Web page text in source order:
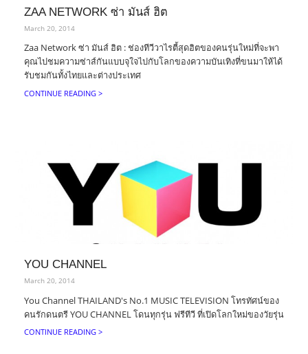
ZAA NETWORK ซ่า มันส์ ฮิต
March 20, 2014
Zaa Network ซ่า มันส์ ฮิต : ช่องทีวีวาไรตี้สุดฮิตของคนรุ่นใหม่ที่จะพา
คุณไปชมความซ่าส์กันแบบจุใจไปกับโลกของความบันเทิงที่ขนมาให้ได้
รับชมกันทั้งไทยและต่างประเทศ
CONTINUE READING >
YOU CHANNEL
March 20, 2014
You Channel THAILAND's No.1 MUSIC TELEVISION โทรทัศน์ของ
คนรักดนตรี YOU CHANNEL โดนทุกรุ่น ฟรีทีวี ที่เปิดโลกใหม่ของวัยรุ่น
CONTINUE READING >